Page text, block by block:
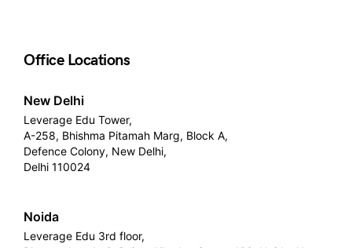
Office Locations
New Delhi
Leverage Edu Tower,
A-258, Bhishma Pitamah Marg, Block A,
Defence Colony, New Delhi,
Delhi 110024
Noida
Leverage Edu 3rd floor,